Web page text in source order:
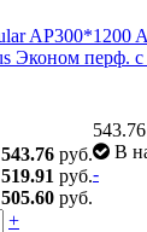
543.76 руб.
519.91 руб.
505.60 руб.
543.76
В
-
+